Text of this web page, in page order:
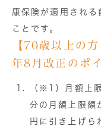
康保険が適用され
ことです。
【70歳以上の
年8月改正のポ
（※1） 月額上
分の月額上限
円 に引き上げら